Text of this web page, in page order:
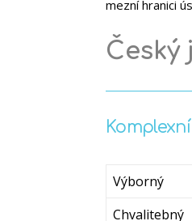
mezní hranici
Výborný
Chvalitebný